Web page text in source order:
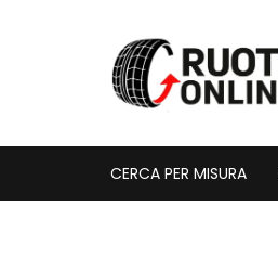
CERCA PER MISURA